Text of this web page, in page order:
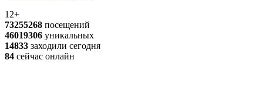
12+
73255268 посещений
46019306 уникальных
14833 заходили сегодня
84 сейчас онлайн